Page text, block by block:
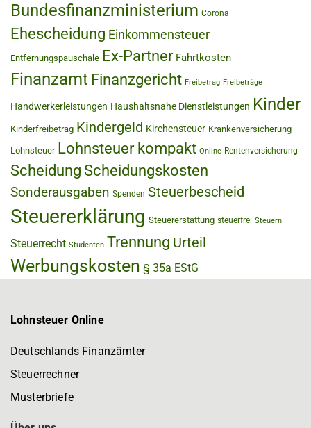
Bundesfinanzministerium Corona
Ehescheidung Einkommensteuer
Entfernungspauschale Ex-Partner Fahrtkosten
Finanzamt Finanzgericht Freibetrag Freibeträge
Handwerkerleistungen Haushaltsnahe Dienstleistungen Kinder
Kinderfreibetrag Kindergeld Kirchensteuer Krankenversicherung
Lohnsteuer Lohnsteuer kompakt Online Rentenversicherung
Scheidung Scheidungskosten
Sonderausgaben Spenden Steuerbescheid
Steuererklärung Steuererstattung steuerfrei Steuern
Steuerrecht Studenten Trennung Urteil
Werbungskosten § 35a EStG
Lohnsteuer Online
Deutschlands Finanzämter
Steuerrechner
Musterbriefe